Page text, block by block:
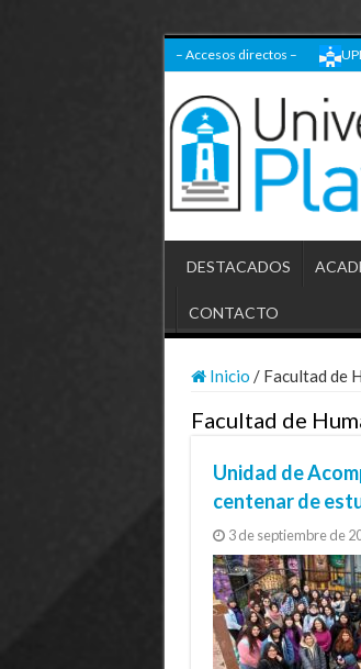
– Accesos directos –
DESTACADOS
CONTACTO
Inicio / Facultad de
Facultad de
Unidad de
centenar de
3 de septiembre de